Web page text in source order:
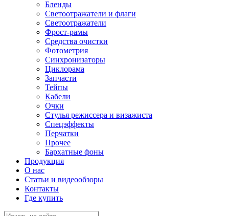
Бленды
Светоотражатели и флаги
Светоотражатели
Фрост-рамы
Средства очистки
Фотометрия
Синхронизаторы
Циклорама
Запчасти
Тейпы
Кабели
Очки
Стулья режиссера и визажиста
Спецэффекты
Перчатки
Прочее
Бархатные фоны
Продукция
О нас
Статьи и видеообзоры
Контакты
Где купить